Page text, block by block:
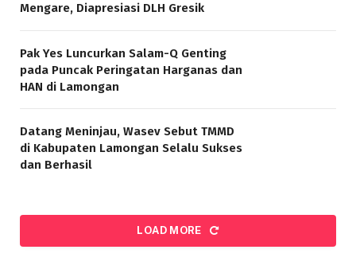
Mengare, Diapresiasi DLH Gresik
Pak Yes Luncurkan Salam-Q Genting
pada Puncak Peringatan Harganas dan
HAN di Lamongan
Datang Meninjau, Wasev Sebut TMMD
di Kabupaten Lamongan Selalu Sukses
dan Berhasil
LOAD MORE